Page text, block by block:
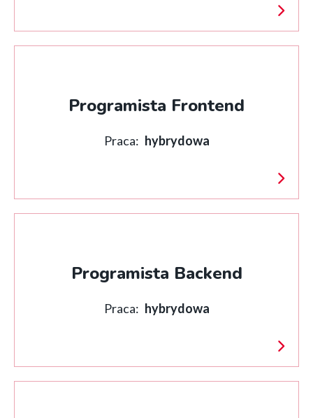
Programista Frontend
Praca: hybrydowa
Programista Backend
Praca: hybrydowa